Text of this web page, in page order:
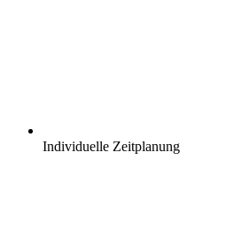
Individuelle Zeitplanung